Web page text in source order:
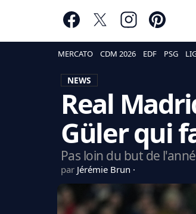
MERCATO CDM 2026 EDF PSG
NEWS
Real
Güler qui
Pas loin du but de
par Jérémie Brun